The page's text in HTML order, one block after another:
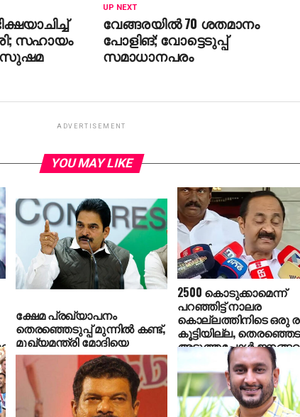
UP NEXT
വേങ്ങരയില്‍ 70 ശതമാനം
പോളിങ്; വോട്ടെടുപ്പ്
സമാധാനപരം
സഹായം
സുഷമ
ADVERTISEMENT
YOU MAY LIKE
ക്ഷേമ പ്രഖ്യാപനം
തെരഞ്ഞെടുപ്പ് മുന്നിൽ കണ്ട്,
മുഖ്യമന്ത്രി മോദിയെ
അനുകരിക്കുന്നു; കെ സി
വേണുഗോപാൽ
2500 കൊടുക്കാമെന്ന്
പറഞ്ഞിട്ട് നാലര
കൊല്ലത്തിനിടെ ഒരു
കൂട്ടിയില്ല,
അടുത്തപ്പോള്‍
കബളിപ്പിക്കുന്നു; വി ഡി
സതീശന്‍